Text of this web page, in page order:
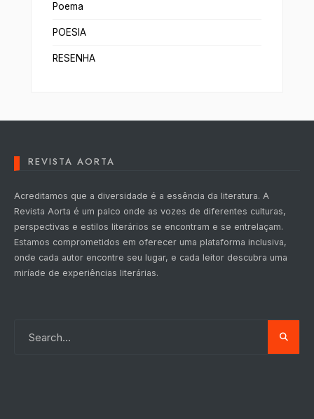
Poema
POESIA
RESENHA
REVISTA AORTA
Acreditamos que a diversidade é a essência da literatura. A
Revista Aorta é um palco onde as vozes de diferentes culturas,
perspectivas e estilos literários se encontram e se entrelaçam.
Estamos comprometidos em oferecer uma plataforma inclusiva,
onde cada autor encontre seu lugar, e cada leitor descubra uma
miríade de experiências literárias.